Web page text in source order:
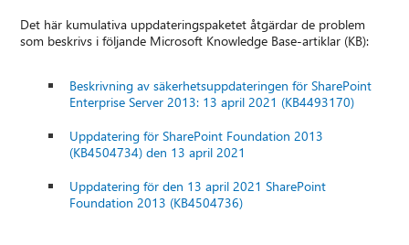
Det här kumulativa uppdateringspaketet åtgärdar de problem
som beskrivs i följande Microsoft Knowledge Base-artiklar (KB):
Beskrivning av säkerhetsuppdateringen för SharePoint
Enterprise Server 2013: 13 april 2021 (KB4493170)
Uppdatering för SharePoint Foundation 2013
(KB4504734) den 13 april 2021
Uppdatering för den 13 april 2021 SharePoint
Foundation 2013 (KB4504736)